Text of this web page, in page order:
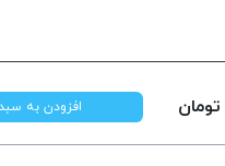
تومان افزودن به